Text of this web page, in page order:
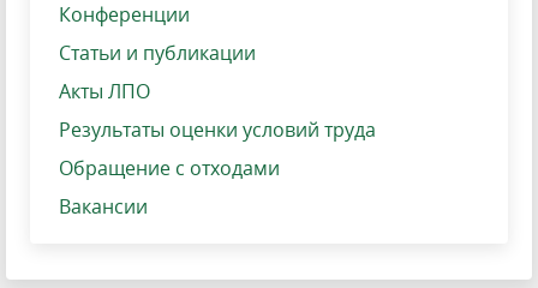
Конференции
Статьи и публикации
Акты ЛПО
Результаты оценки условий труда
Обращение с отходами
Вакансии